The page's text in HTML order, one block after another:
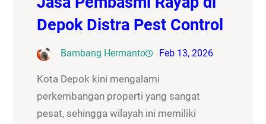
Depok Distra Pest Control
Bambang Hermanto Feb 13, 2026
Kota Depok kini mengalami
perkembangan properti yang sangat
pesat, sehingga wilayah ini memiliki